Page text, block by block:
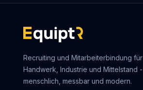
Recruiting und Mitarbeiterbindung für
Handwerk, Industrie und Mittelstand -
menschlich, messbar und modern.